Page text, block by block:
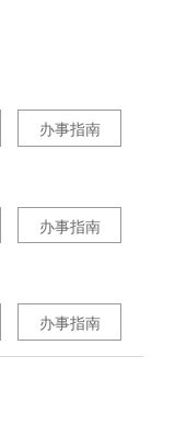
办事指南
办事指南
办事指南